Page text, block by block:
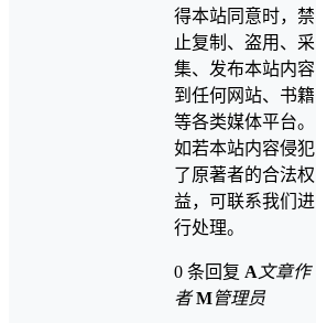
得本站同意时，禁
止复制、盗用、采
集、发布本站内容
到任何网站、书籍
等各类媒体平台。
如若本站内容侵犯
了原著者的合法权
益，可联系我们进
行处理。
0 条回复 A 文章作
者 M管理员